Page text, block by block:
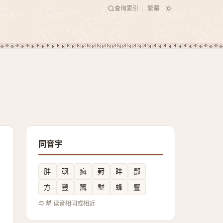
查询索引 繁體
同音字
肨 砜 疯 葑 盽
酆
方
豐 檒 堼 蜂 寷
与 犎 读音相同或相近